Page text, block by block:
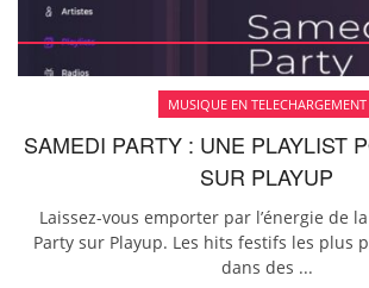
MUSIQUE EN TELECHARGEMENT
SAMEDI PARTY : UNE PLAYLIST
SUR PLAYUP
Laissez-vous emporter par l’énergie de
Party sur Playup. Les hits festifs les plus
dans des ...